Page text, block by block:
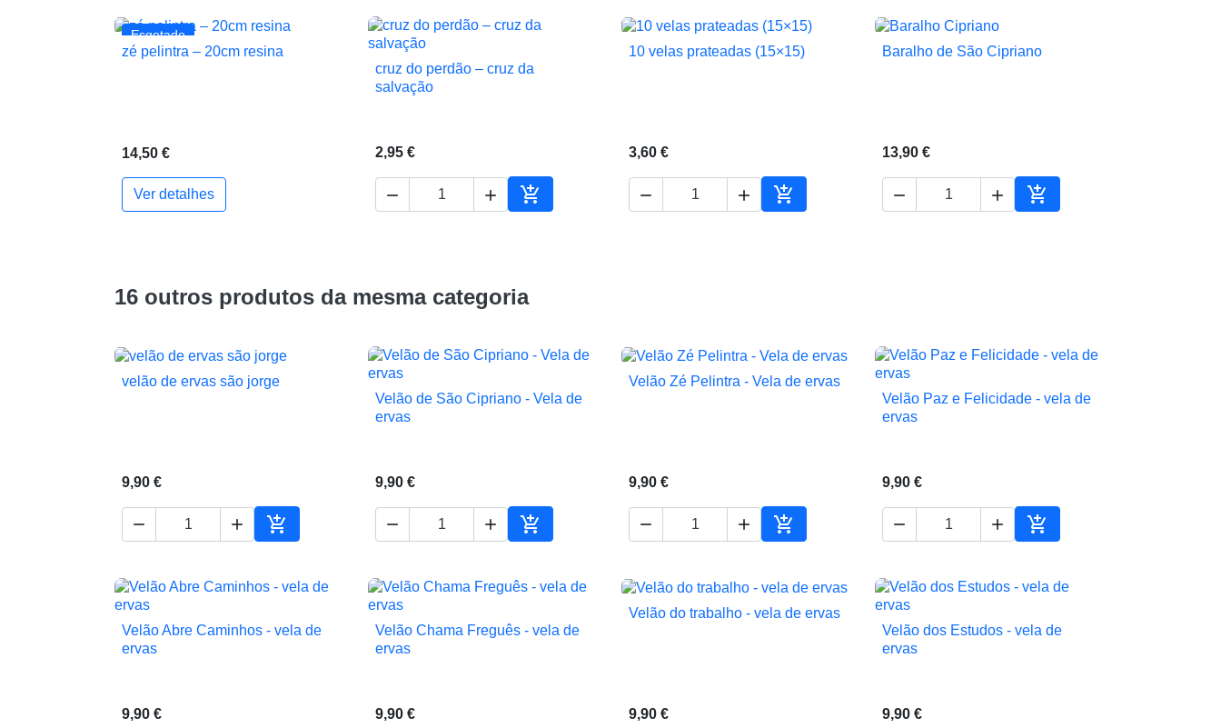
Esgotado
 Vista rápida
zé pelintra – 20cm resina
14,50 €
Ver detalhes
 Vista rápida
cruz do perdão – cruz da
salvação
2,95 €
  
Adicionar ao carrinho
 Vista rápida
10 velas prateadas (15×15)
3,60 €
  
Adicionar ao carrinho
 Vista rápida
Baralho de São Cipriano
13,90 €
  
Adicionar ao carrinho
16 outros produtos da mesma categoria
 Vista rápida
velão de ervas são jorge
9,90 €
  
Adicionar ao carrinho
 Vista rápida
Velão de São Cipriano - Vela de
ervas
9,90 €
  
Adicionar ao carrinho
 Vista rápida
Velão Zé Pelintra - Vela de ervas
9,90 €
  
Adicionar ao carrinho
 Vista rápida
Velão Paz e Felicidade - vela de
ervas
9,90 €
  
Adicionar ao carrinho
 Vista rápida
Velão Abre Caminhos - vela de
ervas
9,90 €
 Vista rápida
Velão Chama Freguês - vela de
ervas
9,90 €
 Vista rápida
Velão do trabalho - vela de ervas
9,90 €
 Vista rápida
Velão dos Estudos - vela de
ervas
9,90 €